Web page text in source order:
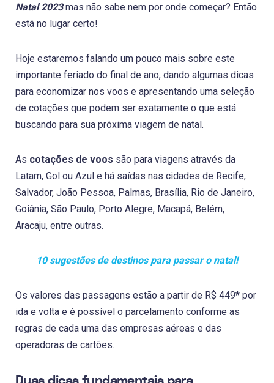
Natal 2023mas não sabe nem por onde começar? Então
está no lugar certo!
Hoje estaremos falando um pouco mais sobre este
importante feriado do final de ano, dando algumas dicas
para economizar nos voos e apresentando uma seleção
de cotações que podem ser exatamente o que está
buscando para sua próxima viagem de natal.
As cotações de voos são para viagens através da
Latam, Gol ou Azul e há saídas nas cidades de Recife,
Salvador, João Pessoa, Palmas, Brasília, Rio de Janeiro,
Goiânia, São Paulo, Porto Alegre, Macapá, Belém,
Aracaju, entre outras.
10 sugestões de destinos para passar o natal!
Os valores das passagens estão a partir de R$ 449* por
ida e volta e é possível o parcelamento conforme as
regras de cada uma das empresas aéreas e das
operadoras de cartões.